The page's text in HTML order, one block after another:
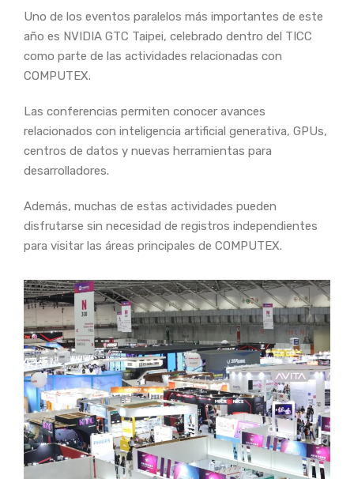
Uno de los eventos paralelos más importantes de este
año es NVIDIA GTC Taipei, celebrado dentro del TICC
como parte de las actividades relacionadas con
COMPUTEX.
Las conferencias permiten conocer avances
relacionados con inteligencia artificial generativa, GPUs,
centros de datos y nuevas herramientas para
desarrolladores.
Además, muchas de estas actividades pueden
disfrutarse sin necesidad de registros independientes
para visitar las áreas principales de COMPUTEX.